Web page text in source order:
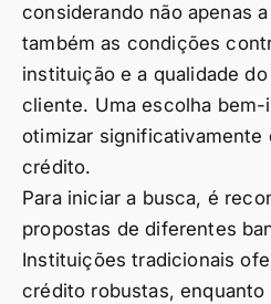
considerando não apenas
também as condições
instituição e a qualidade
cliente. Uma escolha bem-
otimizar significativamente
crédito.
Para iniciar a busca, é
propostas de diferentes
Instituições tradicionais
crédito robustas, enquanto